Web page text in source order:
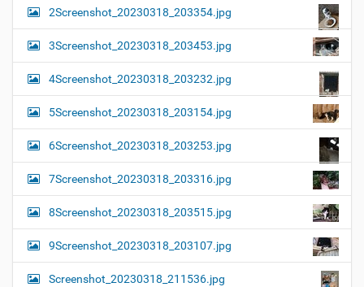
2Screenshot_20230318_203354.jpg
3Screenshot_20230318_203453.jpg
4Screenshot_20230318_203232.jpg
5Screenshot_20230318_203154.jpg
6Screenshot_20230318_203253.jpg
7Screenshot_20230318_203316.jpg
8Screenshot_20230318_203515.jpg
9Screenshot_20230318_203107.jpg
Screenshot_20230318_211536.jpg